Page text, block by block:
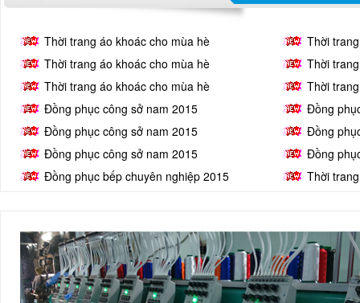
Thời trang áo khoác cho mùa hè
Thời
Thời trang áo khoác cho mùa hè
Thời
Thời trang áo khoác cho mùa hè
Thời
Đồng phục công sở nam 2015
Đồng
Đồng phục công sở nam 2015
Đồng
Đồng phục công sở nam 2015
Đồng
Đồng phục bếp chuyên nghiệp 2015
Thời